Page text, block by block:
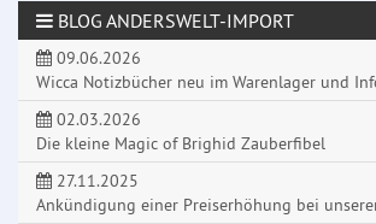
BLOG ANDERSWELT-IMPORT
09.06.2026
Wicca Notizbücher neu im Warenlager und
02.03.2026
Die kleine Magic of Brighid Zauberfibel
27.11.2025
Ankündigung einer Preiserhöhung bei